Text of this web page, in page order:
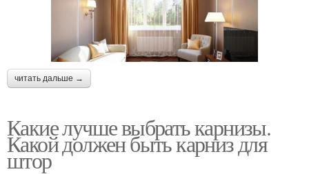
читать дальше →
Какие лучше выбрать карнизы.
Какой должен быть карниз для
штор